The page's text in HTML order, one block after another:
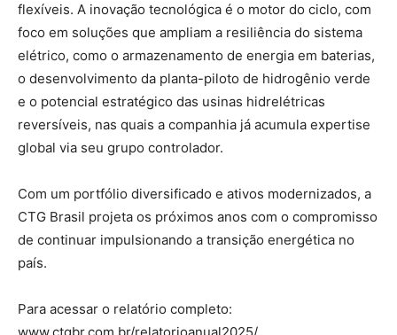
flexíveis. A inovação tecnológica é o motor do ciclo, com
foco em soluções que ampliam a resiliência do sistema
elétrico, como o armazenamento de energia em baterias,
o desenvolvimento da planta-piloto de hidrogênio verde
e o potencial estratégico das usinas hidrelétricas
reversíveis, nas quais a companhia já acumula expertise
global via seu grupo controlador.
Com um portfólio diversificado e ativos modernizados, a
CTG Brasil projeta os próximos anos com o compromisso
de continuar impulsionando a transição energética no
país.
Para acessar o relatório completo: